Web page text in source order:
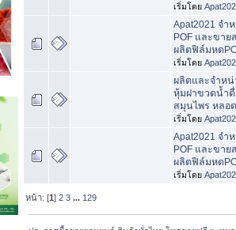
เริ่มโดย
Apat2021 จ
POF และขาย
ผลิตฟิล์มหด
เริ่มโดย
ผลิตและจำหน่
หุ้มฝาขวดน้ำดื่
สมุนไพร หลอ
เริ่มโดย
Apat2021 จ
POF และขาย
ผลิตฟิล์มหด
เริ่มโดย
หน้า: [1]2 3 ... 129